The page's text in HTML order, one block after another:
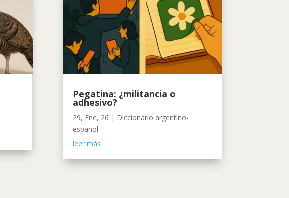
Pegatina: ¿militancia o
adhesivo?
29, Ene, 26 | Diccionario argentino-
español
leer más